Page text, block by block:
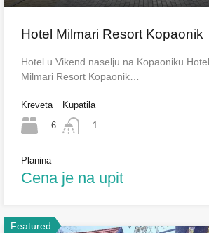
Hotel Milmari Resort Kopaonik
Hotel u Vikend naselju na Kopaoniku Hotel
Milmari Resort Kopaonik…
Kreveta
6
Kupatila
1
Planina
Cena je na upit
Featured